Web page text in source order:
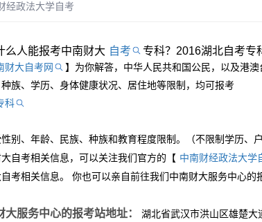
经政法大学自考
么人能报考中南财大 自考 专科？2016湖北自考专
财大自考网
】为你解答，中华人民共和国公民，以及港澳
种族、学历、身体健康状况、居住地等限制，均可报考
科
别、年龄、民族、种族和教育程度限制。（不限制学历、
自考相关信息，可以关注我们官方的【 中南财经政法大学
考相关信息。 你也可以亲自前往我们中南财大服务中心
大服务中心的报考站地址：
湖北省武汉市洪山区雄楚